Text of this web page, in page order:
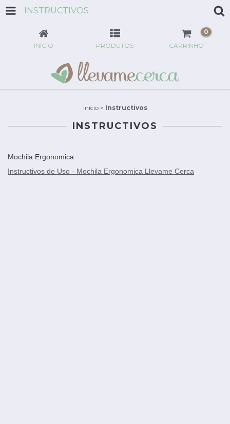
INSTRUCTIVOS
INÍCIO PRODUTOS CARRINHO
0
Início > Instructivos
INSTRUCTIVOS
Mochila Ergonomica
Instructivos de Uso - Mochila Ergonomica Llevame Cerca